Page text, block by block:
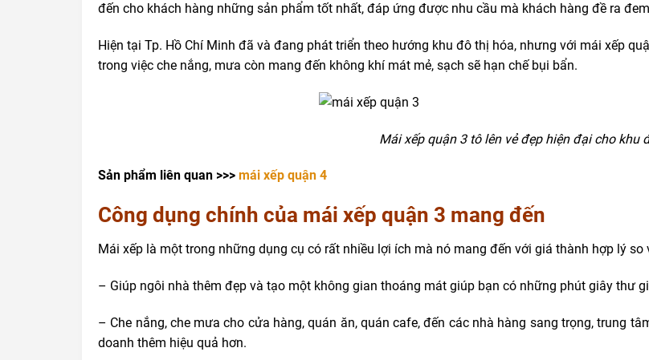
đến cho khách hàng những sản phẩm tốt nhất, đáp ứng được nhu cầu mà khách hàng đề ra
Hiện tại Tp. Hồ Chí Minh đã và đang phát triển theo hướng khu đô thị hóa, nhưng với mái xếp
trong việc che nắng, mưa còn mang đến không khí mát mẻ, sạch sẽ hạn chế bụi bẩn.
Mái xếp quận 3 tô lên vẻ đẹp hiện đại cho khu
Sản phẩm liên quan >>> mái xếp quận 4
Công dụng chính của mái xếp quận 3 mang đến
Mái xếp là một trong những dụng cụ có rất nhiều lợi ích mà nó mang đến với giá thành hợp lý
– Giúp ngôi nhà thêm đẹp và tạo một không gian thoáng mát giúp bạn có những phút giây thư
– Che nắng, che mưa cho cửa hàng, quán ăn, quán cafe, đến các nhà hàng sang trọng, trung
doanh thêm hiệu quả hơn.